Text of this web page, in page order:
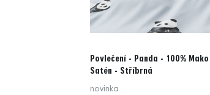
Povlečení - Panda - 100% Mako
Satén - Stříbrná
novinka